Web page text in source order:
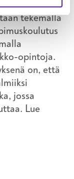
tekemällä
opintoja.
on, että
jossa
Lue